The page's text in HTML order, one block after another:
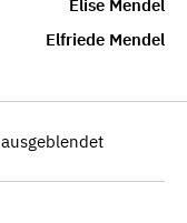
Elise Mendel
Elfriede Mendel